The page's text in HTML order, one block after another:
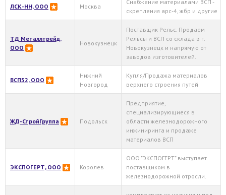
ЛСК-НН, ООО Москва
Снабжение материалами ВСП -
скрепления арс-4, жбр и другие
ТД Металлтрейд,
ООО
Новокузнецк
Поставщик Рельс. Продаем
Рельсы и ВСП со склада в г.
Новокузнецк и напрямую от
заводов изготовителей.
ВСП52, ООО
Нижний
Новгород
Купля/Продажа материалов
верхнего строения путей
ЖД-СтройГруппа Подольск
Предприятие,
специализирующиеся в
области железнодорожного
инжиниринга и продаже
материалов ВСП
ЭКСПОГЕРТ, ООО Королев
ООО "ЭКСПОГЕРТ" выступает
поставщиком в
железнодорожной отросли.